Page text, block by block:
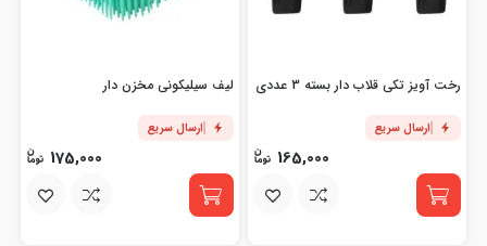
رخت آویز تکی قلاب دار بسته 3 عددی
ارسال سریع
165,000
لیف سیلیکونی مخزن دار
ارسال سریع
175,000